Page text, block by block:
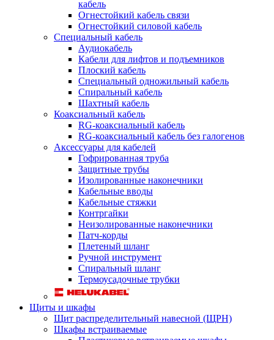
кабель
Огнестойкий кабель связи
Огнестойкий силовой кабель
Специальный кабель
Аудиокабель
Кабели для лифтов и подъемников
Плоский кабель
Специальный одножильный кабель
Спиральный кабель
Шахтный кабель
Коаксиальный кабель
RG-коаксиальный кабель
RG-коаксиальный кабель без галогенов
Аксессуары для кабелей
Гофрированная труба
Защитные трубы
Изолированные наконечники
Кабельные вводы
Кабельные стяжки
Контргайки
Неизолированные наконечники
Патч-корды
Плетеный шланг
Ручной инструмент
Спиральный шланг
Термоусадочные трубки
Щиты и шкафы
Щит распределительный навесной (ЩРН)
Шкафы встраиваемые